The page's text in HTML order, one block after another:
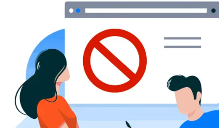
MANCHE DINGE KÖNNEN EINFACH NICHT REISEN
Während wir eine breite Palette von Sendungen
abwickeln, sind einige Artikelstreng verboten
Sicherheits-, rechtlichen oder zollrechtlichen Gründen.
Bevor Sie von Italien nach Ungarn versenden, prüfen
Sie unbedingt die vollständige Liste der
verbotenen und
eingeschränkten Artikel
, um Probleme mit Ihrer
Lieferung zu vermeiden. Wenn Sie unsicher sind,
wenden Sie sich an unser
– wir helfen
Ihnen, sicher und intelligent zu versenden.